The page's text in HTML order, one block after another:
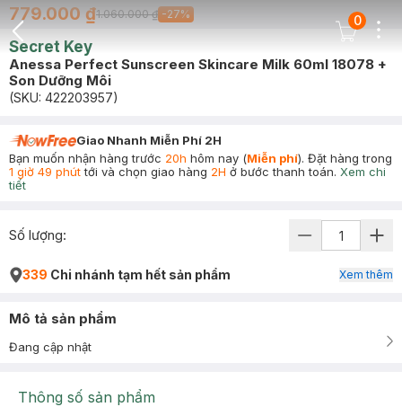
Back Icon
Cart Icon
0
779.000 ₫1.060.000 ₫ -27%
Secret Key
Anessa Perfect Sunscreen Skincare Milk 60ml 18078 +
Son Dưỡng Môi
(SKU: 422203957)
Giao Nhanh Miễn Phí 2H
Bạn muốn nhận hàng trước 20h hôm nay (Miễn phí). Đặt hàng trong
1 giờ 49 phúttới và chọn giao hàng 2H ở bước thanh toán. Xem chi
tiết
Số lượng:
339 Chi nhánh tạm hết sản phẩm Xem thêm
Mô tả sản phẩm
Đang cập nhật
Thông số sản phẩm